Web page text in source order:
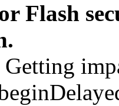
Flash
Getting